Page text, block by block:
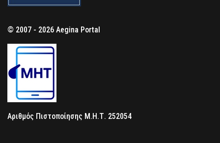
© 2007 - 2026 Aegina Portal
Αριθμός Πιστοποίησης Μ.Η.Τ. 252054